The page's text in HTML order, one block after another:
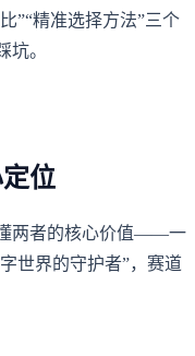
”“精准选择方法”三个
坑。
位
两者的核心价值——一
世界的守护者”，赛道